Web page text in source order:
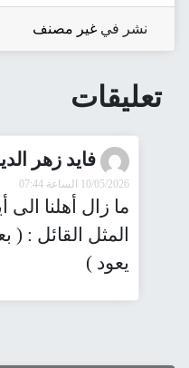
نشر في غير مصنف
تعليقات
فايد زهر
10/05/2026 الساعة 07:44
ما زال أهلنا الى
المثل القائل : (
يعود )